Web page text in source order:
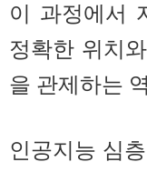
이 과정에서
정확한 위치
을 관제하는
인공지능 심